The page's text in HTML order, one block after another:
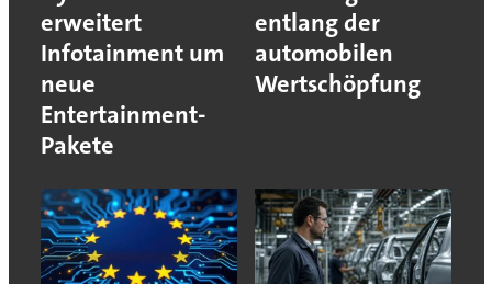
erweitert
Infotainment um
neue
Entertainment-
Pakete
entlang der
automobilen
Wertschöpfung